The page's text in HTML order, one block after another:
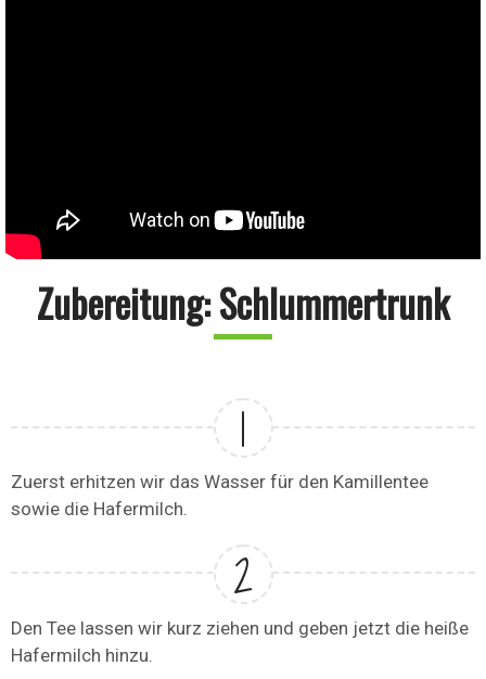
Zubereitung: Schlummertrunk
Zuerst erhitzen wir das Wasser für den Kamillentee
sowie die Hafermilch.
Den Tee lassen wir kurz ziehen und geben jetzt die heiße
Hafermilch hinzu.